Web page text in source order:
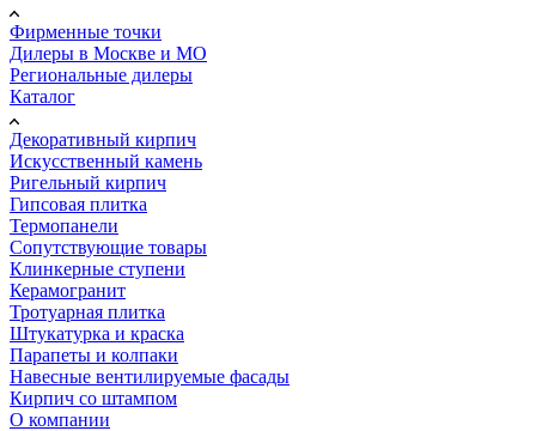
Фирменные точки
Дилеры в Москве и МО
Региональные дилеры
Каталог
Декоративный кирпич
Искусственный камень
Ригельный кирпич
Гипсовая плитка
Термопанели
Сопутствующие товары
Клинкерные ступени
Керамогранит
Тротуарная плитка
Штукатурка и краска
Парапеты и колпаки
Навесные вентилируемые фасады
Кирпич со штампом
О компании